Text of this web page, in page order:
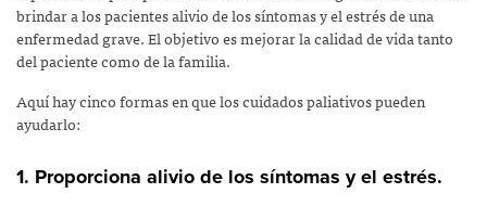
brindar a los pacientes alivio de los síntomas y el estrés de una
enfermedad grave. El objetivo es mejorar la calidad de vida tanto
del paciente como de la familia.
Aquí hay cinco formas en que los cuidados paliativos pueden
ayudarlo:
1. Proporciona alivio de los síntomas y el estrés.